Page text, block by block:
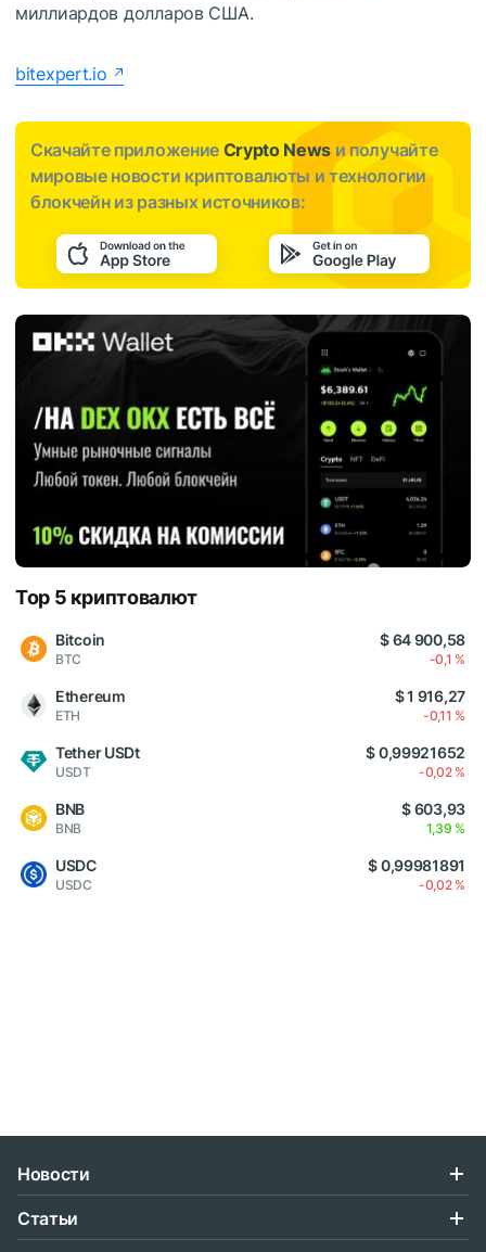
миллиардов долларов США.
bitexpert.io
Скачайте приложение Crypto News и получайте
мировые новости криптовалюты и технологии
блокчейн из разных источников:
Top 5 криптовалют
Bitcoin
BTC
$ 64 900,58
-0,1 %
Ethereum
ETH
$ 1 916,27
-0,11 %
Tether USDt
USDT
$ 0,99921652
-0,02 %
BNB
BNB
$ 603,93
1,39 %
USDC
USDC
$ 0,99981891
-0,02 %
Новости
Статьи